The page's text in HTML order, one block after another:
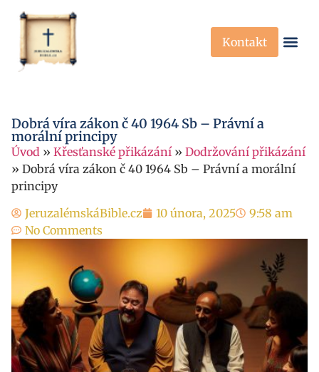
Kontakt
Dobrá víra zákon č 40 1964 Sb – Právní a
morální principy
Úvod » Křesťanské přikázání » Dodržování přikázání
» Dobrá víra zákon č 40 1964 Sb – Právní a morální
principy
JeruzalémskáBible.cz
10 února, 2025
9:58 am
No Comments